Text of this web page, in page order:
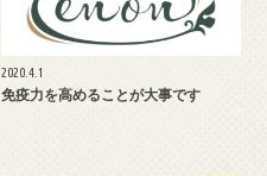
2020.4.1
免疫力を高めることが大事です